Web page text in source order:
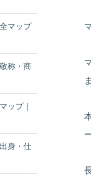
マップ
称・商
ップ｜
身・仕